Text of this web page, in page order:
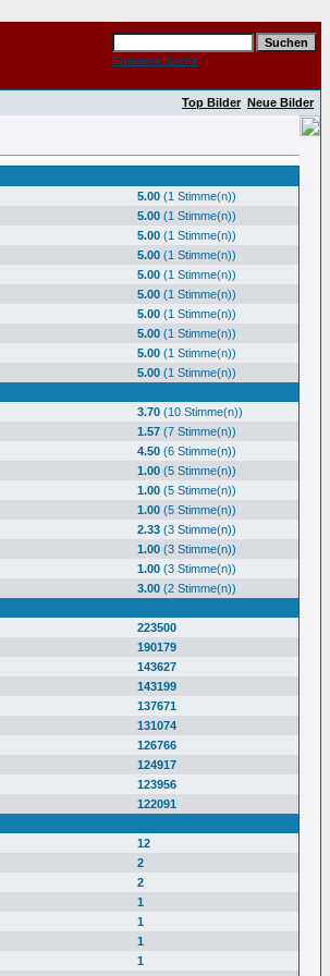
Erweiterte Suche
Top Bilder Neue Bilder
5.00 (1 Stimme(n))
5.00 (1 Stimme(n))
5.00 (1 Stimme(n))
5.00 (1 Stimme(n))
5.00 (1 Stimme(n))
5.00 (1 Stimme(n))
5.00 (1 Stimme(n))
5.00 (1 Stimme(n))
5.00 (1 Stimme(n))
5.00 (1 Stimme(n))
3.70 (10 Stimme(n))
1.57 (7 Stimme(n))
4.50 (6 Stimme(n))
1.00 (5 Stimme(n))
1.00 (5 Stimme(n))
1.00 (5 Stimme(n))
2.33 (3 Stimme(n))
1.00 (3 Stimme(n))
1.00 (3 Stimme(n))
3.00 (2 Stimme(n))
223500
190179
143627
143199
137671
131074
126766
124917
123956
122091
12
2
2
1
1
1
1